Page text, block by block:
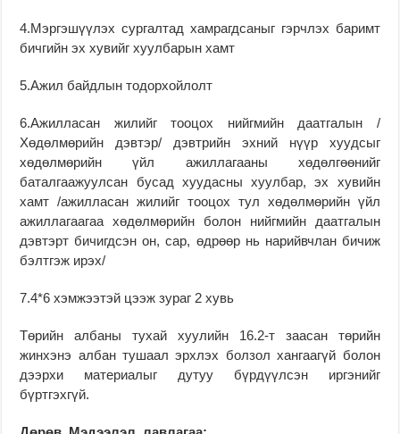
4.Мэргэшүүлэх сургалтад хамрагдсаныг гэрчлэх баримт
бичгийн эх хувийг хуулбарын хамт
5.Ажил байдлын тодорхойлолт
6.Ажилласан жилийг тооцох нийгмийн даатгалын /
Хөдөлмөрийн дэвтэр/ дэвтрийн эхний нүүр хуудсыг
хөдөлмөрийн үйл ажиллагааны хөдөлгөөнийг
баталгаажуулсан бусад хуудасны хуулбар, эх хувийн
хамт /ажилласан жилийг тооцох тул хөдөлмөрийн үйл
ажиллагаагаа хөдөлмөрийн болон нийгмийн даатгалын
дэвтэрт бичигдсэн он, сар, өдрөөр нь нарийвчлан бичиж
бэлтгэж ирэх/
7.4*6 хэмжээтэй цээж зураг 2 хувь
Төрийн албаны тухай хуулийн 16.2-т заасан төрийн
жинхэнэ албан тушаал эрхлэх болзол хангаагүй болон
дээрхи материалыг дутуу бүрдүүлсэн иргэнийг
бүртгэхгүй.